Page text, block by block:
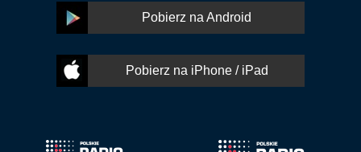
Pobierz na Android
Pobierz na iPhone / iPad